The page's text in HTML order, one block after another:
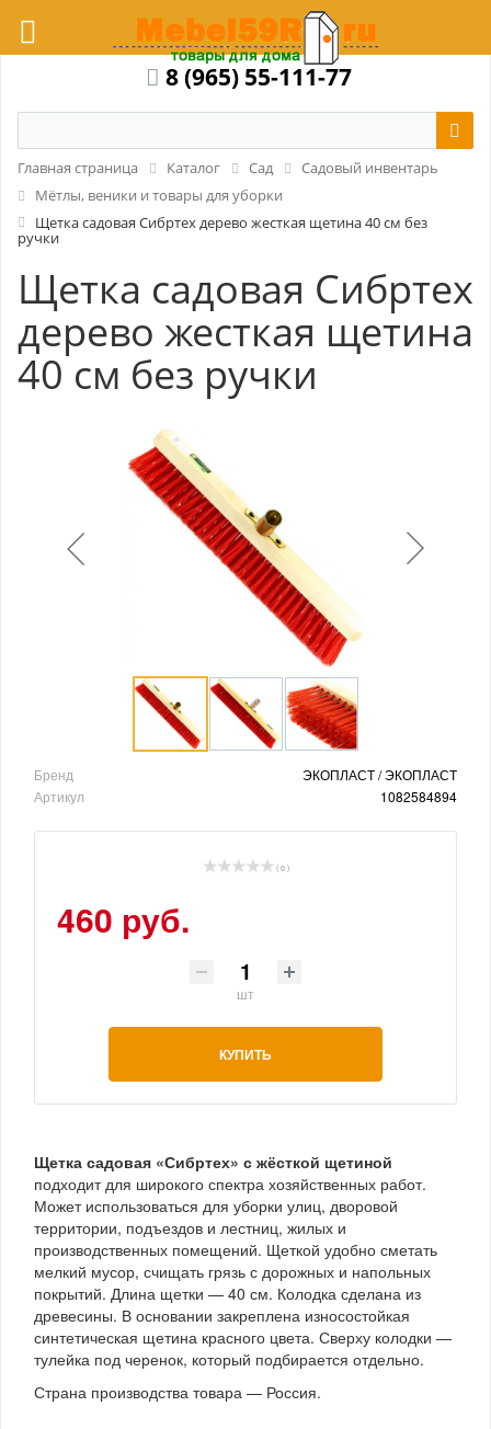
8 (965) 55-111-77
Главная страница Каталог Сад
Садовый инвентарь
Мётлы, веники и товары для уборки
Щетка садовая Сибртех дерево жесткая щетина 40 см без
ручки
Щетка садовая Сибртех
дерево жесткая щетина
40 см без ручки
Бренд
ЭКОПЛАСТ / ЭКОПЛАСТ
Артикул
1082584894
( 0 )
460 руб.
шт
КУПИТЬ
Щетка садовая «Сибртех» с жёсткой щетиной
подходит для широкого спектра хозяйственных работ.
Может использоваться для уборки улиц, дворовой
территории, подъездов и лестниц, жилых и
производственных помещений. Щеткой удобно сметать
мелкий мусор, счищать грязь с дорожных и напольных
покрытий. Длина щетки — 40 см. Колодка сделана из
древесины. В основании закреплена износостойкая
синтетическая щетина красного цвета. Сверху колодки —
тулейка под черенок, который подбирается отдельно.
Страна производства товара — Россия.